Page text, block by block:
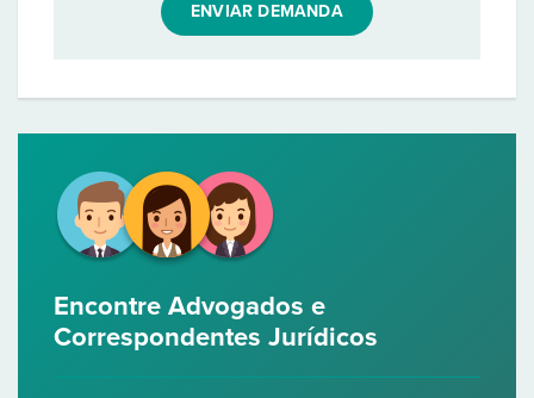
ENVIAR DEMANDA
Encontre Advogados e
Correspondentes Jurídicos